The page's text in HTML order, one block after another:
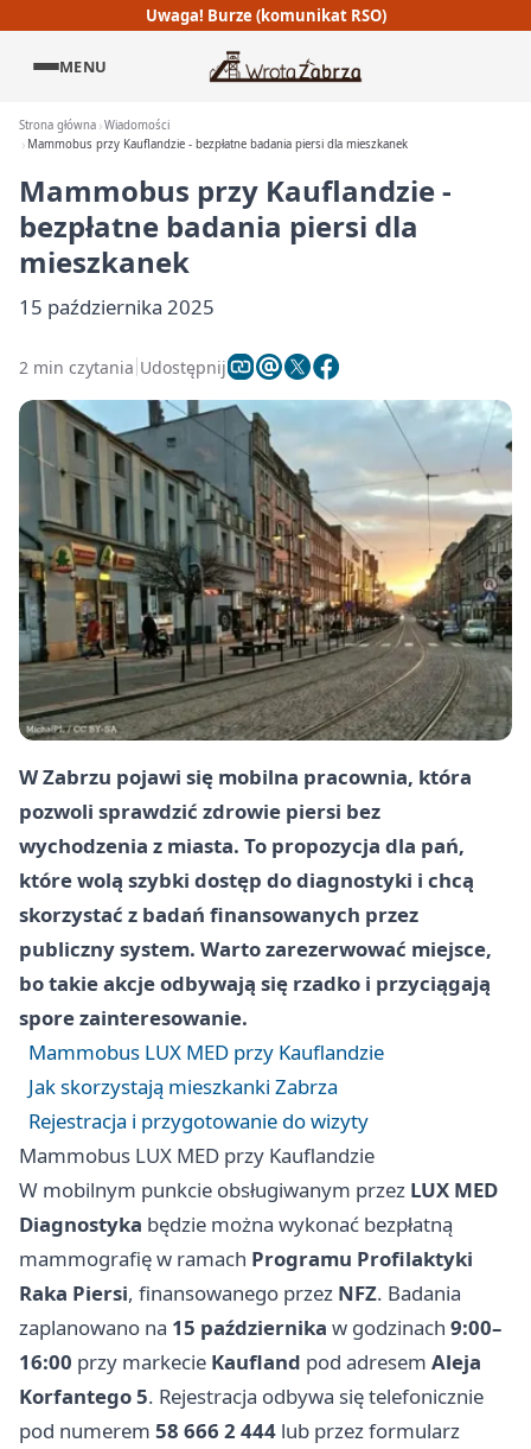
Uwaga! Burze (komunikat RSO)
MENU
Strona główna Wiadomości
Mammobus przy Kauflandzie - bezpłatne badania piersi dla mieszkanek
Mammobus przy Kauflandzie -
bezpłatne badania piersi dla
mieszkanek
15 października 2025
2 min czytania Udostępnij
W Zabrzu pojawi się mobilna pracownia, która
pozwoli sprawdzić zdrowie piersi bez
wychodzenia z miasta. To propozycja dla pań,
które wolą szybki dostęp do diagnostyki i chcą
skorzystać z badań finansowanych przez
publiczny system. Warto zarezerwować miejsce,
bo takie akcje odbywają się rzadko i przyciągają
spore zainteresowanie.
Mammobus LUX MED przy Kauflandzie
Jak skorzystają mieszkanki Zabrza
Rejestracja i przygotowanie do wizyty
Mammobus LUX MED przy Kauflandzie
W mobilnym punkcie obsługiwanym przez LUX MED
Diagnostyka będzie można wykonać bezpłatną
mammografię w ramach Programu Profilaktyki
Raka Piersi, finansowanego przez NFZ. Badania
zaplanowano na 15 października w godzinach 9:00–
16:00 przy markecie Kaufland pod adresem Aleja
Korfantego 5. Rejestracja odbywa się telefonicznie
pod numerem 58 666 2 444 lub przez formularz